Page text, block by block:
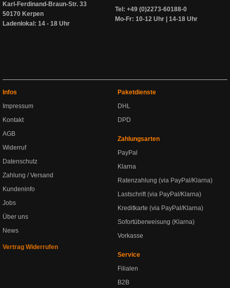
Karl-Ferdinand-Braun-Str. 33
50170 Kerpen
Ladenlokal: 14 - 18 Uhr
Tel: +49 (0)2273-60188-0
Mo-Fr: 10-12 Uhr | 14-18 Uhr
Infos
Impressum
Kontakt
AGB
Widerruf
Datenschutz
Zahlung / Versand
Kundeninfo
Jobs
Über uns
News
Vertrag Widerrufen
Paketdienste
DHL
DPD
Zahlungsarten
PayPal
Klarna
Ratenzahlung (via PayPal/Klarna)
Lastschrift (via PayPal/Klarna)
Kreditkarte (via PayPal/Klarna)
Sofortüberweisung (Klarna)
Vorkasse
Service
Filialen
B2B